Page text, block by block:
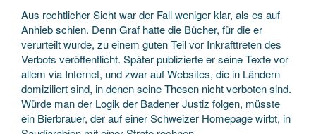
Aus rechtlicher Sicht war der Fall weniger klar, als es auf
Anhieb schien. Denn Graf hatte die Bücher, für die er
verurteilt wurde, zu einem guten Teil vor Inkrafttreten des
Verbots veröffentlicht. Später publizierte er seine Texte vor
allem via Internet, und zwar auf Websites, die in Ländern
domiziliert sind, in denen seine Thesen nicht verboten sind.
Würde man der Logik der Badener Justiz folgen, müsste
ein Bierbrauer, der auf einer Schweizer Homepage wirbt, in